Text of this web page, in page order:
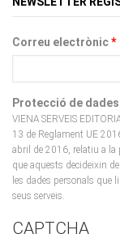
Correu electrònic*
VIENA SERVEIS
13 de Reglament UE
abril de 2016, relatiu a la
que aquests decideixin
les dades personals que
seus serveis.
CAPTCHA